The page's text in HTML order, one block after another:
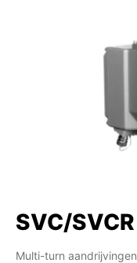
SVC/SVCR
Multi-turn aandrijvingen